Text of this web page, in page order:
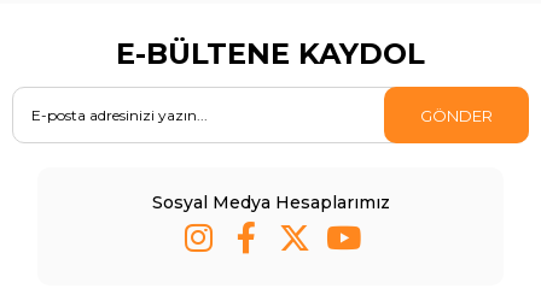
E-BÜLTENE KAYDOL
GÖNDER
Sosyal Medya Hesaplarımız